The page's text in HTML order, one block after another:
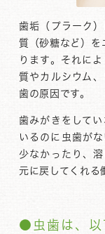
歯垢（プラーク
質（砂糖など）を
ります。それに
質やカルシウム
歯の原因です。
歯みがきをして
いるのに虫歯が
少なかったり、
元に戻してくれる
虫歯は、